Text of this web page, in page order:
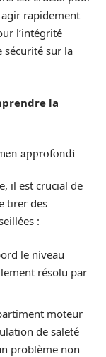
agir rapidement
l’intégrité
sécurité sur la
la
approfondi
il est crucial de
tirer des
:
le niveau
résolu par
moteur
de saleté
problème non